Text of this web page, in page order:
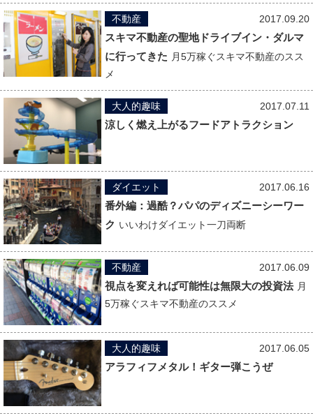
2017.09.20
不動産
スキマ不動産の聖地ドライブイン・ダルマ
に行ってきた 月5万稼ぐスキマ不動産のスス
メ
2017.07.11
大人的趣味
涼しく燃え上がるフードアトラクション
2017.06.16
ダイエット
番外編：過酷？パパのディズニーシーワー
ク いいわけダイエット一刀両断
2017.06.09
不動産
視点を変えれば可能性は無限大の投資法 月
5万稼ぐスキマ不動産のススメ
2017.06.05
大人的趣味
アラフィフメタル！ギター弾こうぜ